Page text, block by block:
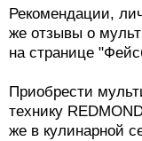
Рекомендации,
же отзывы о
на странице
Приобрести
технику
же в кулинарной